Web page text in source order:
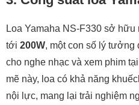
nghe nhạc hoặc receiver xem
Với mức công suất 200W và
cậy, Yamaha NS-F330 không
gia đình; mà còn có thể đáp